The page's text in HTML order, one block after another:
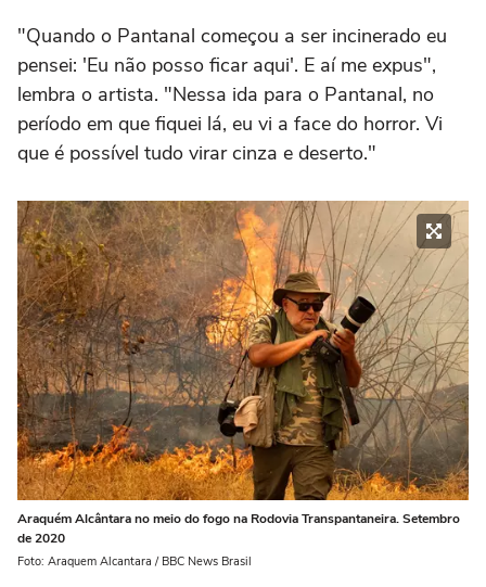
"Quando o Pantanal começou a ser incinerado eu
pensei: 'Eu não posso ficar aqui'. E aí me expus",
lembra o artista. "Nessa ida para o Pantanal, no
período em que fiquei lá, eu vi a face do horror. Vi
que é possível tudo virar cinza e deserto."
Araquém Alcântara no meio do fogo na Rodovia Transpantaneira. Setembro
de 2020
Foto: Araquem Alcantara / BBC News Brasil